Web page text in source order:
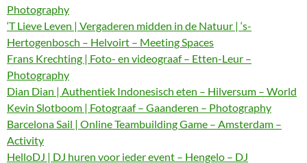
Photography
‘T Lieve Leven | Vergaderen midden in de Natuur | ‘s-
Hertogenbosch – Helvoirt – Meeting Spaces
Frans Krechting | Foto- en videograaf – Etten-Leur –
Photography
Dian Dian | Authentiek Indonesisch eten – Hilversum – World
Kevin Slotboom | Fotograaf – Gaanderen – Photography
Barcelona Sail | Online Teambuilding Game – Amsterdam –
Activity
HelloDJ | DJ huren voor ieder event – Hengelo – DJ